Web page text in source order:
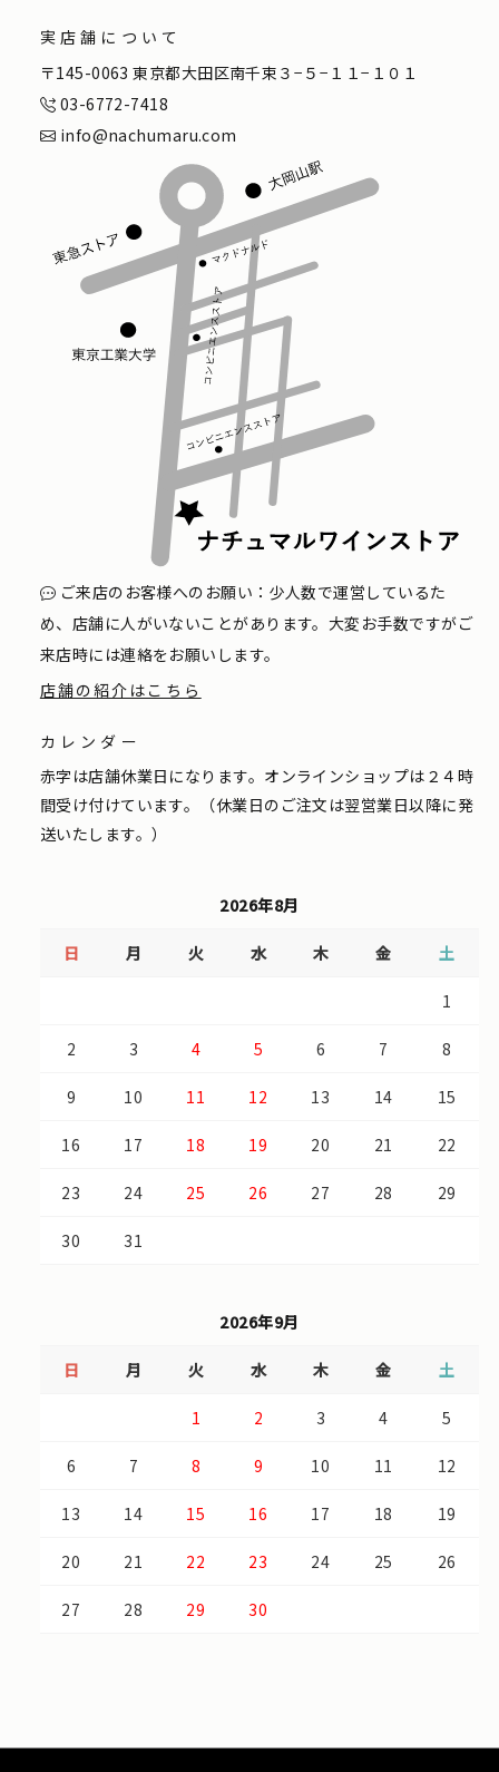
実店舗について
〒145-0063 東京都大田区南千束３−５−１１−１０１
03-6772-7418
info@nachumaru.com
ご来店のお客様へのお願い：少人数で運営しているた
め、店舗に人がいないことがあります。大変お手数ですがご
来店時には連絡をお願いします。
店舗の紹介はこちら
カレンダー
赤字は店舗休業日になります。オンラインショップは２４時
間受け付けています。（休業日のご注文は翌営業日以降に発
送いたします。）
2026年8月
日 月 火 水 木 金 土
1
2 3 4 5 6 7 8
9 10 11 12 13 14 15
16 17 18 19 20 21 22
23 24 25 26 27 28 29
30 31
2026年9月
日 月 火 水 木 金 土
1 2 3 4 5
6 7 8 9 10 11 12
13 14 15 16 17 18 19
20 21 22 23 24 25 26
27 28 29 30